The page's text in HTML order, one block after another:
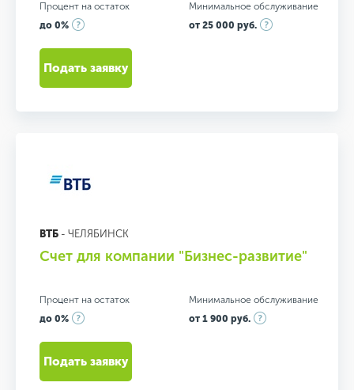
Процент на остаток
до 0%
Минимальное обслуживание
от 25 000 руб.
Подать заявку
ВТБ - ЧЕЛЯБИНСК
Счет для компании "Бизнес-развитие"
Процент на остаток
до 0%
Минимальное обслуживание
от 1 900 руб.
Подать заявку